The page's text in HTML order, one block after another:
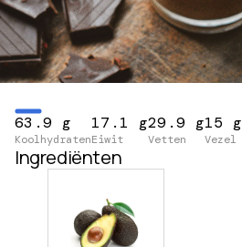
63.9 g
Koolhydraten
17.1 g
Eiwit
29.9 g
Vetten
15 g
Vezel
Ingrediënten